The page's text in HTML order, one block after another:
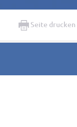
Seite drucken